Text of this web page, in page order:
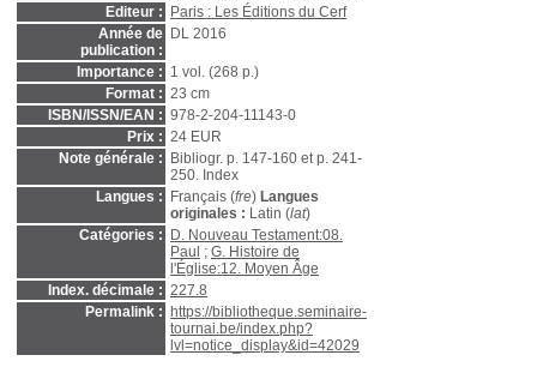
Editeur :
Paris : Les Éditions du Cerf
Année de
publication :
DL 2016
Importance : 1 vol. (268 p.)
Format : 23 cm
ISBN/ISSN/EAN : 978-2-204-11143-0
Prix : 24 EUR
Note générale :
Bibliogr. p. 147-160 et p. 241-
250. Index
Langues :
Français (fre) Langues
originales : Latin (lat)
Catégories :
D. Nouveau Testament:08.
Paul ; G. Histoire de
l'Église:12. Moyen Âge
Index. décimale : 227.8
Permalink :
https://bibliotheque.seminaire-
tournai.be/index.php?
lvl=notice_display&id=42029